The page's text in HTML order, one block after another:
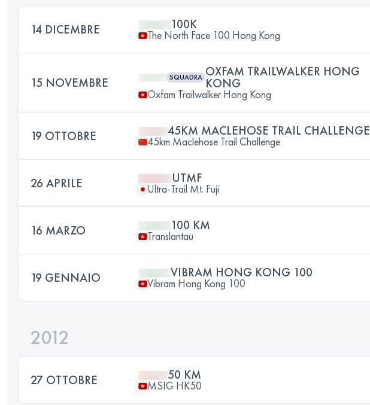
14 DICEMBRE 100K
The North Face 100 Hong Kong
15 NOVEMBRE SQUADRA OXFAM TRAILWALKER HONG
KONG
Oxfam Trailwalker Hong Kong
19 OTTOBRE 45KM MACLEHOSE TRAIL CHALLENGE
45km Maclehose Trail Challenge
26 APRILE UTMF
Ultra-Trail Mt. Fuji
16 MARZO 100 KM
Translantau
19 GENNAIO VIBRAM HONG KONG 100
Vibram Hong Kong 100
2012
27 OTTOBRE 50 KM
MSIG HK50